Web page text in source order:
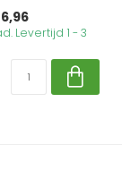
Levertijd 1 - 3